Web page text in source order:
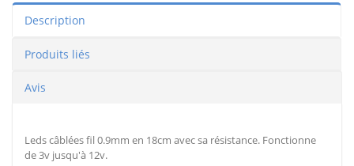
Description
Produits liés
Avis
Leds câblées fil 0.9mm en 18cm avec sa résistance. Fonctionne
de 3v jusqu'à 12v.